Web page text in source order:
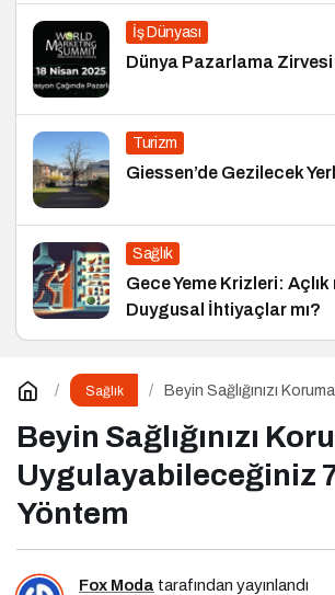
İş Dünyası
Dünya Pazarlama
Turizm
Giessen’de Gezilecek
Sağlık
Gece Yeme Krizleri: Açlık
Duygusal İhtiyaçlar mı?
Sağlık
Beyin Sağlığınızı
Beyin Sağlığınızı
Uygulayabileceğiniz
Yöntem
Fox Moda tarafından yayınlandı